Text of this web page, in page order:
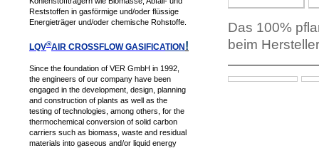
Reststoffen in gasförmige und/oder flüssige
Energieträger und/oder chemische Rohstoffe.
LQV®AIR CROSSFLOW GASIFICATION!
Since the foundation of VER GmbH in 1992,
the engineers of our company have been
engaged in the development, design, planning
and construction of plants as well as the
testing of technologies, among others, for the
thermochemical conversion of solid carbon
carriers such as biomass, waste and residual
materials into gaseous and/or liquid energy
Das 100%
beim